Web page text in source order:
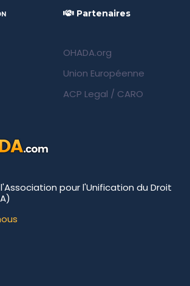
Partenaires
OHADA.org
Union Européenne
ACP Legal / CARO
pour l'Unification du Droit